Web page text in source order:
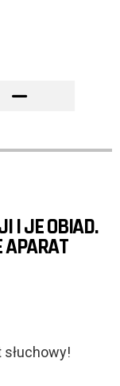
I JE OBIAD.
APARAT
słuchowy!